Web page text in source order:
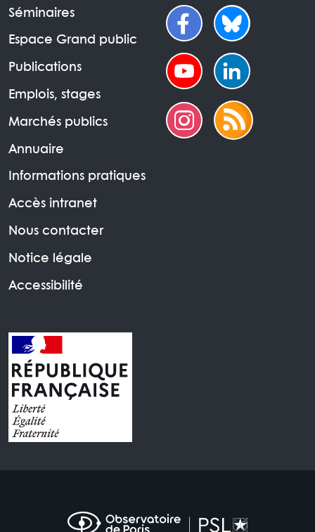
Séminaires
Espace Grand public
Publications
Emplois, stages
Marchés publics
Annuaire
Informations pratiques
Accès intranet
Nous contacter
Notice légale
Accessibilité